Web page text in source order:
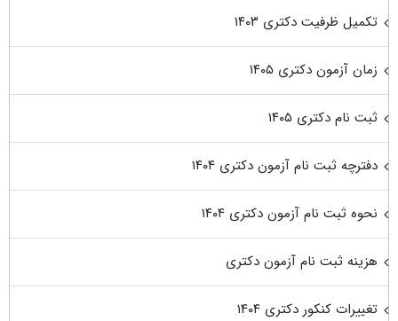
تکمیل ظرفیت دکتری ۱۴۰۳
زمان آزمون دکتری ۱۴۰۵
ثبت نام دکتری ۱۴۰۵
دفترچه ثبت نام آزمون دکتری ۱۴۰۴
نحوه ثبت نام آزمون دکتری ۱۴۰۴
هزینه ثبت نام آزمون دکتری
تغییرات کنکور دکتری ۱۴۰۴